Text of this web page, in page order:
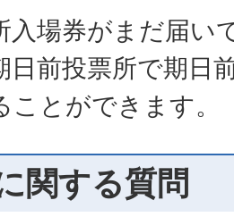
入場券がまだ届い
日前投票所で期日
とができます。
関する質問